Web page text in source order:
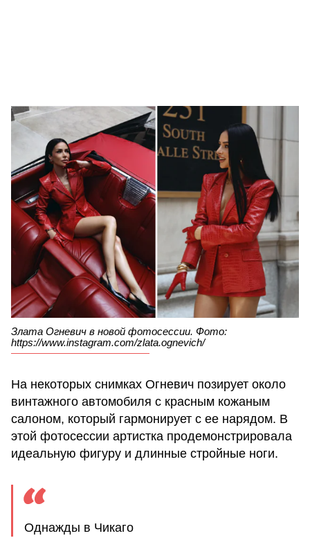
Злата Огневич в новой фотосессии. Фото:
https://www.instagram.com/zlata.ognevich/
На некоторых снимках Огневич позирует около
винтажного автомобиля с красным кожаным
салоном, который гармонирует с ее нарядом. В
этой фотосессии артистка продемонстрировала
идеальную фигуру и длинные стройные ноги.
Однажды в Чикаго